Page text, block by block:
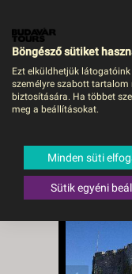
Böngésző sütiket
Ezt elküldhetjük látogatóink
személyre szabott tartalom
biztosítására. Ha többet
meg a beállításokat.
Minden süti
Sütik egyéni